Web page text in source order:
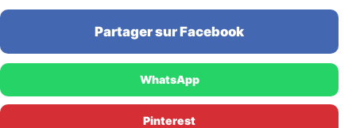
Partager sur Facebook
WhatsApp
Pinterest